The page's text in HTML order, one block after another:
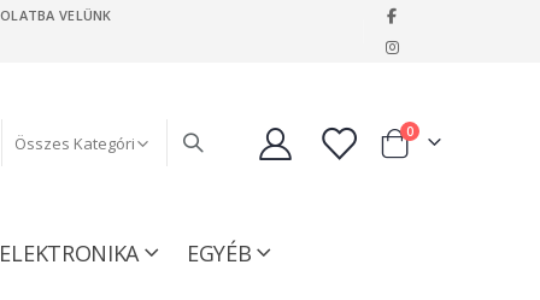
VELÜNK
Kosár
0tételeket
ELEKTRONIKA EGYÉB